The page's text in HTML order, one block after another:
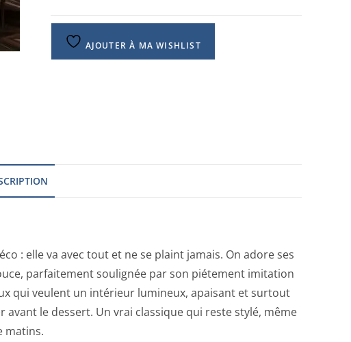
AJOUTER À MA WISHLIST
: elle va avec tout et ne se plaint jamais. On adore ses
parfaitement soulignée par son piétement imitation
qui veulent un intérieur lumineux, apaisant et surtout
le dessert. Un vrai classique qui reste stylé, même
matins.